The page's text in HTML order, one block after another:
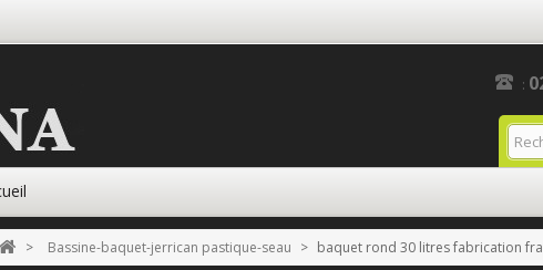
:
> Bassine-baquet-jerrican pastique-seau > baquet rond 30 litres fabrication